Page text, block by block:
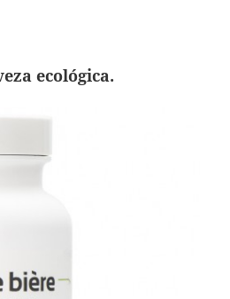
ecológica.